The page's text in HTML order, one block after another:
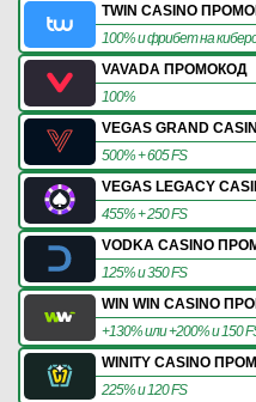
TWIN CASINO
100% и фрибет на
VAVADA ПРОМОКОД
100%
VEGAS GRAND
500% + 605 FS
VEGAS LEGACY
455% + 250 FS
VODKA CASINO
125% и 350 FS
WIN WIN CASINO
+130% или +200% и 150
WINITY CASINO
225% и 120 FS